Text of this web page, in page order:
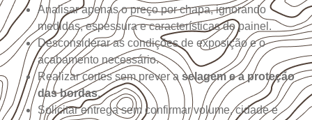
Analisar apenas o preço por chapa, ignorando
medidas, espessura e características do painel.
Desconsiderar as condições de exposição e o
acabamento necessário.
Realizar cortes sem prever a selagem e a proteção
das bordas.
Solicitar entrega sem confirmar volume, cidade e